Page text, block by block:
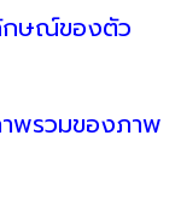
กษณ์ของตัว
พรวมของภาพ